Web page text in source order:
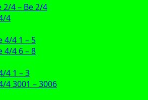
2/4 – Be 2/4
4
4/4 1 – 5
4/4 6 – 8
4 1 – 3
4 3001 – 3006